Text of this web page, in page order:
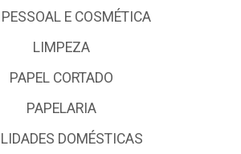
E COSMÉTICA
LIMPEZA
PAPEL CORTADO
PAPELARIA
DOMÉSTICAS